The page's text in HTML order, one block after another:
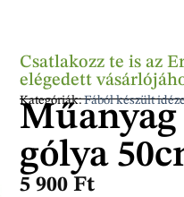
Csatlakozz te is az
elégedett
Kategóriák:Fából készült
gólya
5 900 Ft